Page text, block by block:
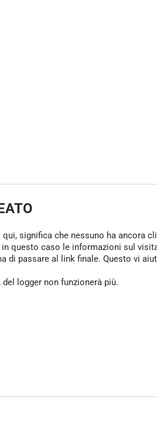
significa che nessuno ha ancora
in questo caso le informazioni sul
di passare al link finale. Questo vi
logger non funzionerà più.